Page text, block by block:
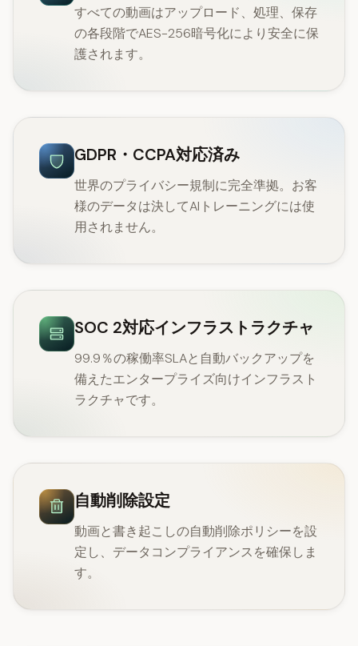
すべての動画はアップロード、処理、保存
の各段階でAES-256暗号化により安全に保
護されます。
GDPR・CCPA対応済み
世界のプライバシー規制に完全準拠。お客
様のデータは決してAIトレーニングには使
用されません。
SOC 2対応インフラストラクチャ
99.9％の稼働率SLAと自動バックアップを
備えたエンタープライズ向けインフラスト
ラクチャです。
自動削除設定
動画と書き起こしの自動削除ポリシーを設
定し、データコンプライアンスを確保しま
す。